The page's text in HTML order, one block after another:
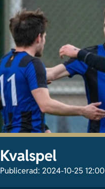
Kvalspel
Publicerad: 2024-10-25 12:00